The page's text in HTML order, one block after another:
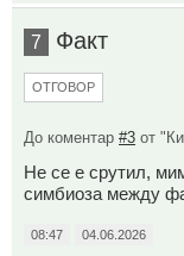
7 Факт
ОТГОВОР
До коментар #3 от
Не се е срутил,
симбиоза между
08:47 04.06.2026